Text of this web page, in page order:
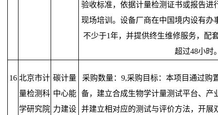
验收标准，依据计量检测证书或报告进
现场培训。设备厂商在中国境内设有办
不少于1年，并提供终生维修服务，配
超过48小时
16 北京市计
量检测科
学研究院
碳计量
中心能
力建设
采购数量：9,采购目标：本项目通过购
备，建立合成生物学计量测试平台、产
并建立相对应的测试与评价方法，开展